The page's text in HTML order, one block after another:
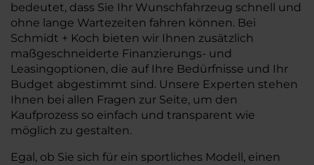
bedeutet, dass Sie Ihr Wunschfahrzeug schnell und
ohne lange Wartezeiten fahren können. Bei
Schmidt + Koch bieten wir Ihnen zusätzlich
maßgeschneiderte Finanzierungs- und
Leasingoptionen, die auf Ihre Bedürfnisse und Ihr
Budget abgestimmt sind. Unsere Experten stehen
Ihnen bei allen Fragen zur Seite, um den
Kaufprozess so einfach und transparent wie
möglich zu gestalten.
Egal, ob Sie sich für ein sportliches Modell, einen